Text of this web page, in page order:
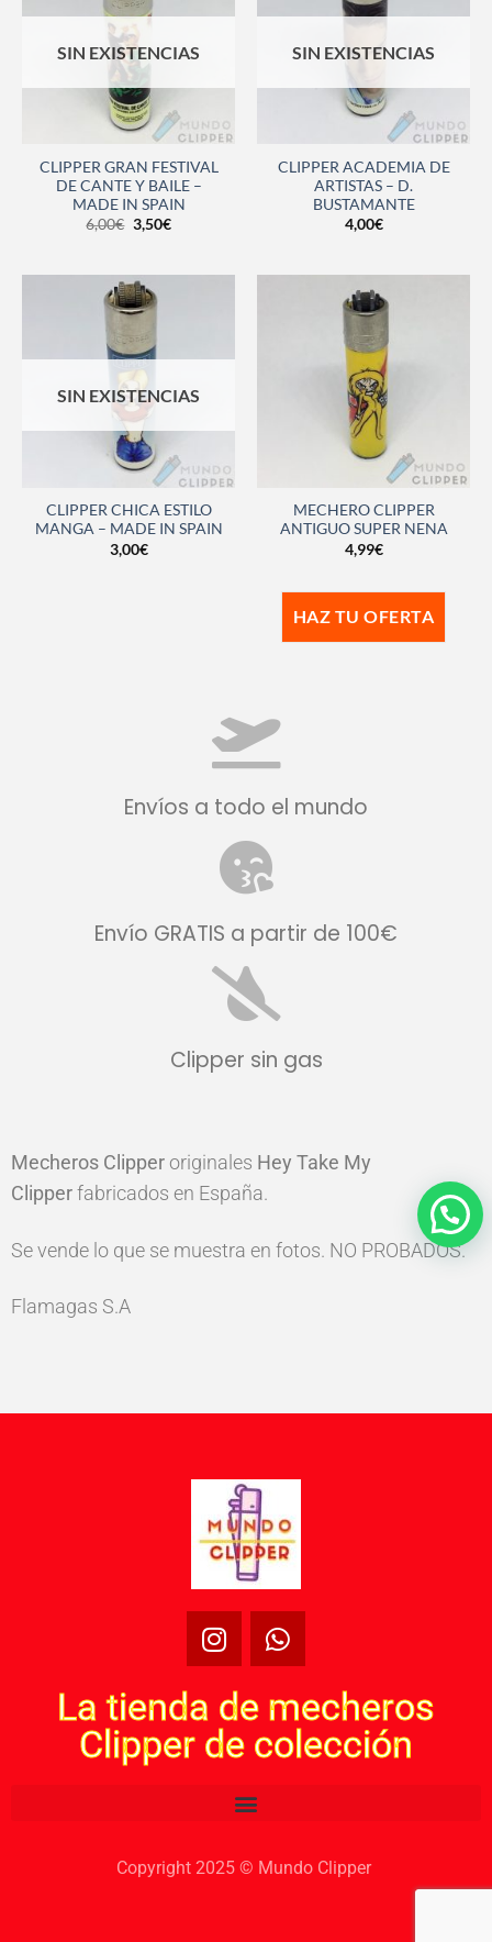
SIN EXISTENCIAS
CLIPPER GRAN FESTIVAL
DE CANTE Y BAILE –
MADE IN SPAIN
6,00€ 3,50€
SIN EXISTENCIAS
CLIPPER ACADEMIA DE
ARTISTAS – D.
BUSTAMANTE
4,00€
SIN EXISTENCIAS
CLIPPER CHICA ESTILO
MANGA – MADE IN SPAIN
3,00€
MECHERO CLIPPER
ANTIGUO SUPER NENA
4,99€
HAZ TU OFERTA
Envíos a todo el mundo
Envío GRATIS a partir de 100€
Clipper sin gas
Mecheros Clipper originales Hey Take My
Clipperfabricados en España.
Se vende lo que se muestra en fotos. NO PROBADOS.
Flamagas S.A
La tienda de mecheros
Clipper de colección
Copyright 2025 © Mundo Clipper